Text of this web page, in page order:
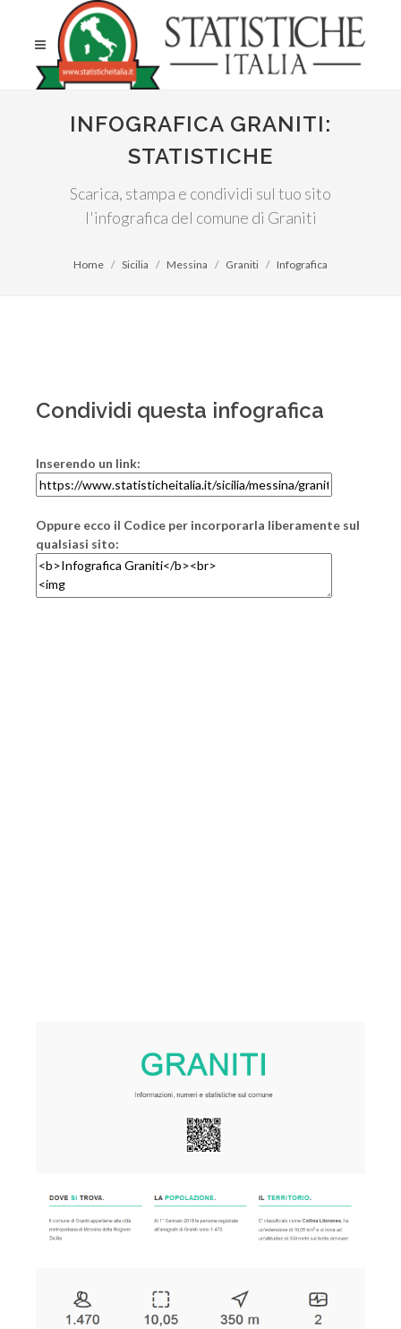
INFOGRAFICA GRANITI:
STATISTICHE
Scarica, stampa e condividi sul tuo sito
l'infografica del comune di Graniti
Home Sicilia Messina Graniti Infografica
Condividi questa infografica
Inserendo un link:
Oppure ecco il Codice per incorporarla liberamente sul
qualsiasi sito: